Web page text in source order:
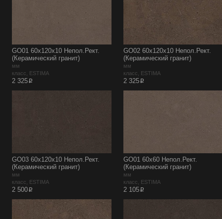
GO01 60x120x10 Непол.Рект.
(Керамический гранит)
мм
класс, ESTIMA
2 325p
GO02 60x120x10 Непол.Рект.
(Керамический гранит)
мм
класс, ESTIMA
2 325p
GO03 60x120x10 Непол.Рект.
(Керамический гранит)
мм
класс, ESTIMA
2 500p
GO01 60x60 Непол.Рект.
(Керамический гранит)
мм
класс, ESTIMA
2 105p